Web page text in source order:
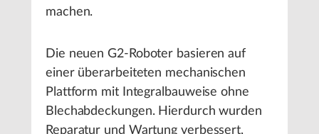
machen.
Die neuen G2-Roboter basieren auf
einer überarbeiteten mechanischen
Plattform mit Integralbauweise ohne
Blechabdeckungen. Hierdurch wurden
Reparatur und Wartung verbessert,